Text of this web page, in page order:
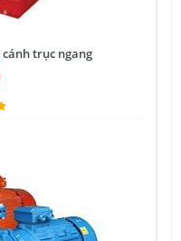
trục ngang